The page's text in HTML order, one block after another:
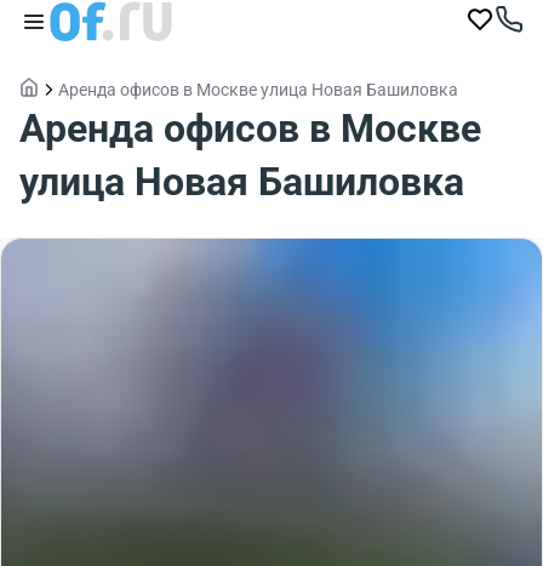
Аренда офисов в Москве улица Новая Башиловка
Аренда офисов в Москве
улица Новая Башиловка